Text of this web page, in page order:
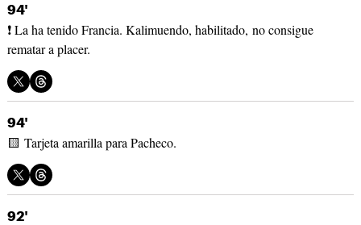
94'
❗ La ha tenido Francia. Kalimuendo, habilitado, no consigue
rematar a placer.
94'
🟨 Tarjeta amarilla para Pacheco.
92'